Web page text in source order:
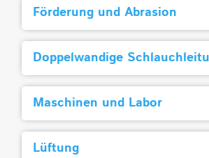
Förderung und Abrasion
Doppelwandige
Maschinen und Labor
Lüftung